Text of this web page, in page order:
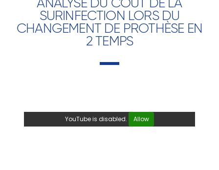
SURINFECTION LORS DU
CHANGEMENT DE PROTHÈSE EN
2 TEMPS
YouTube is disabled. Allow